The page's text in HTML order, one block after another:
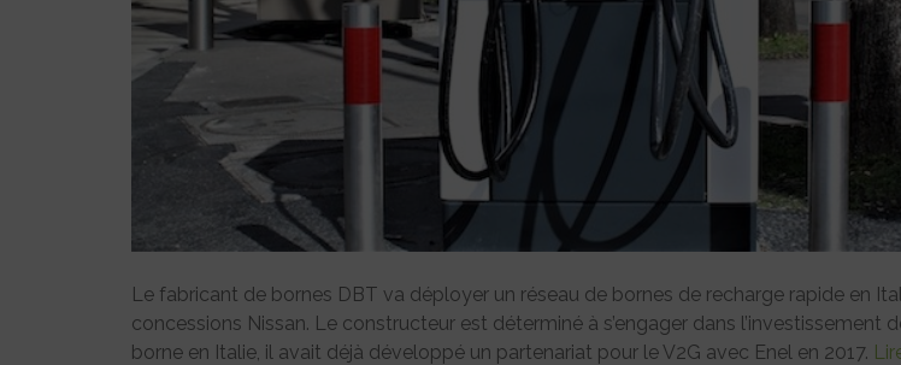
Le fabricant de bornes DBT va déployer un réseau de bornes de recharge rapide en
concessions Nissan. Le constructeur est déterminé à s’engager dans l’investissement
borne en Italie, il avait déjà développé un partenariat pour le V2G avec Enel en 2017.